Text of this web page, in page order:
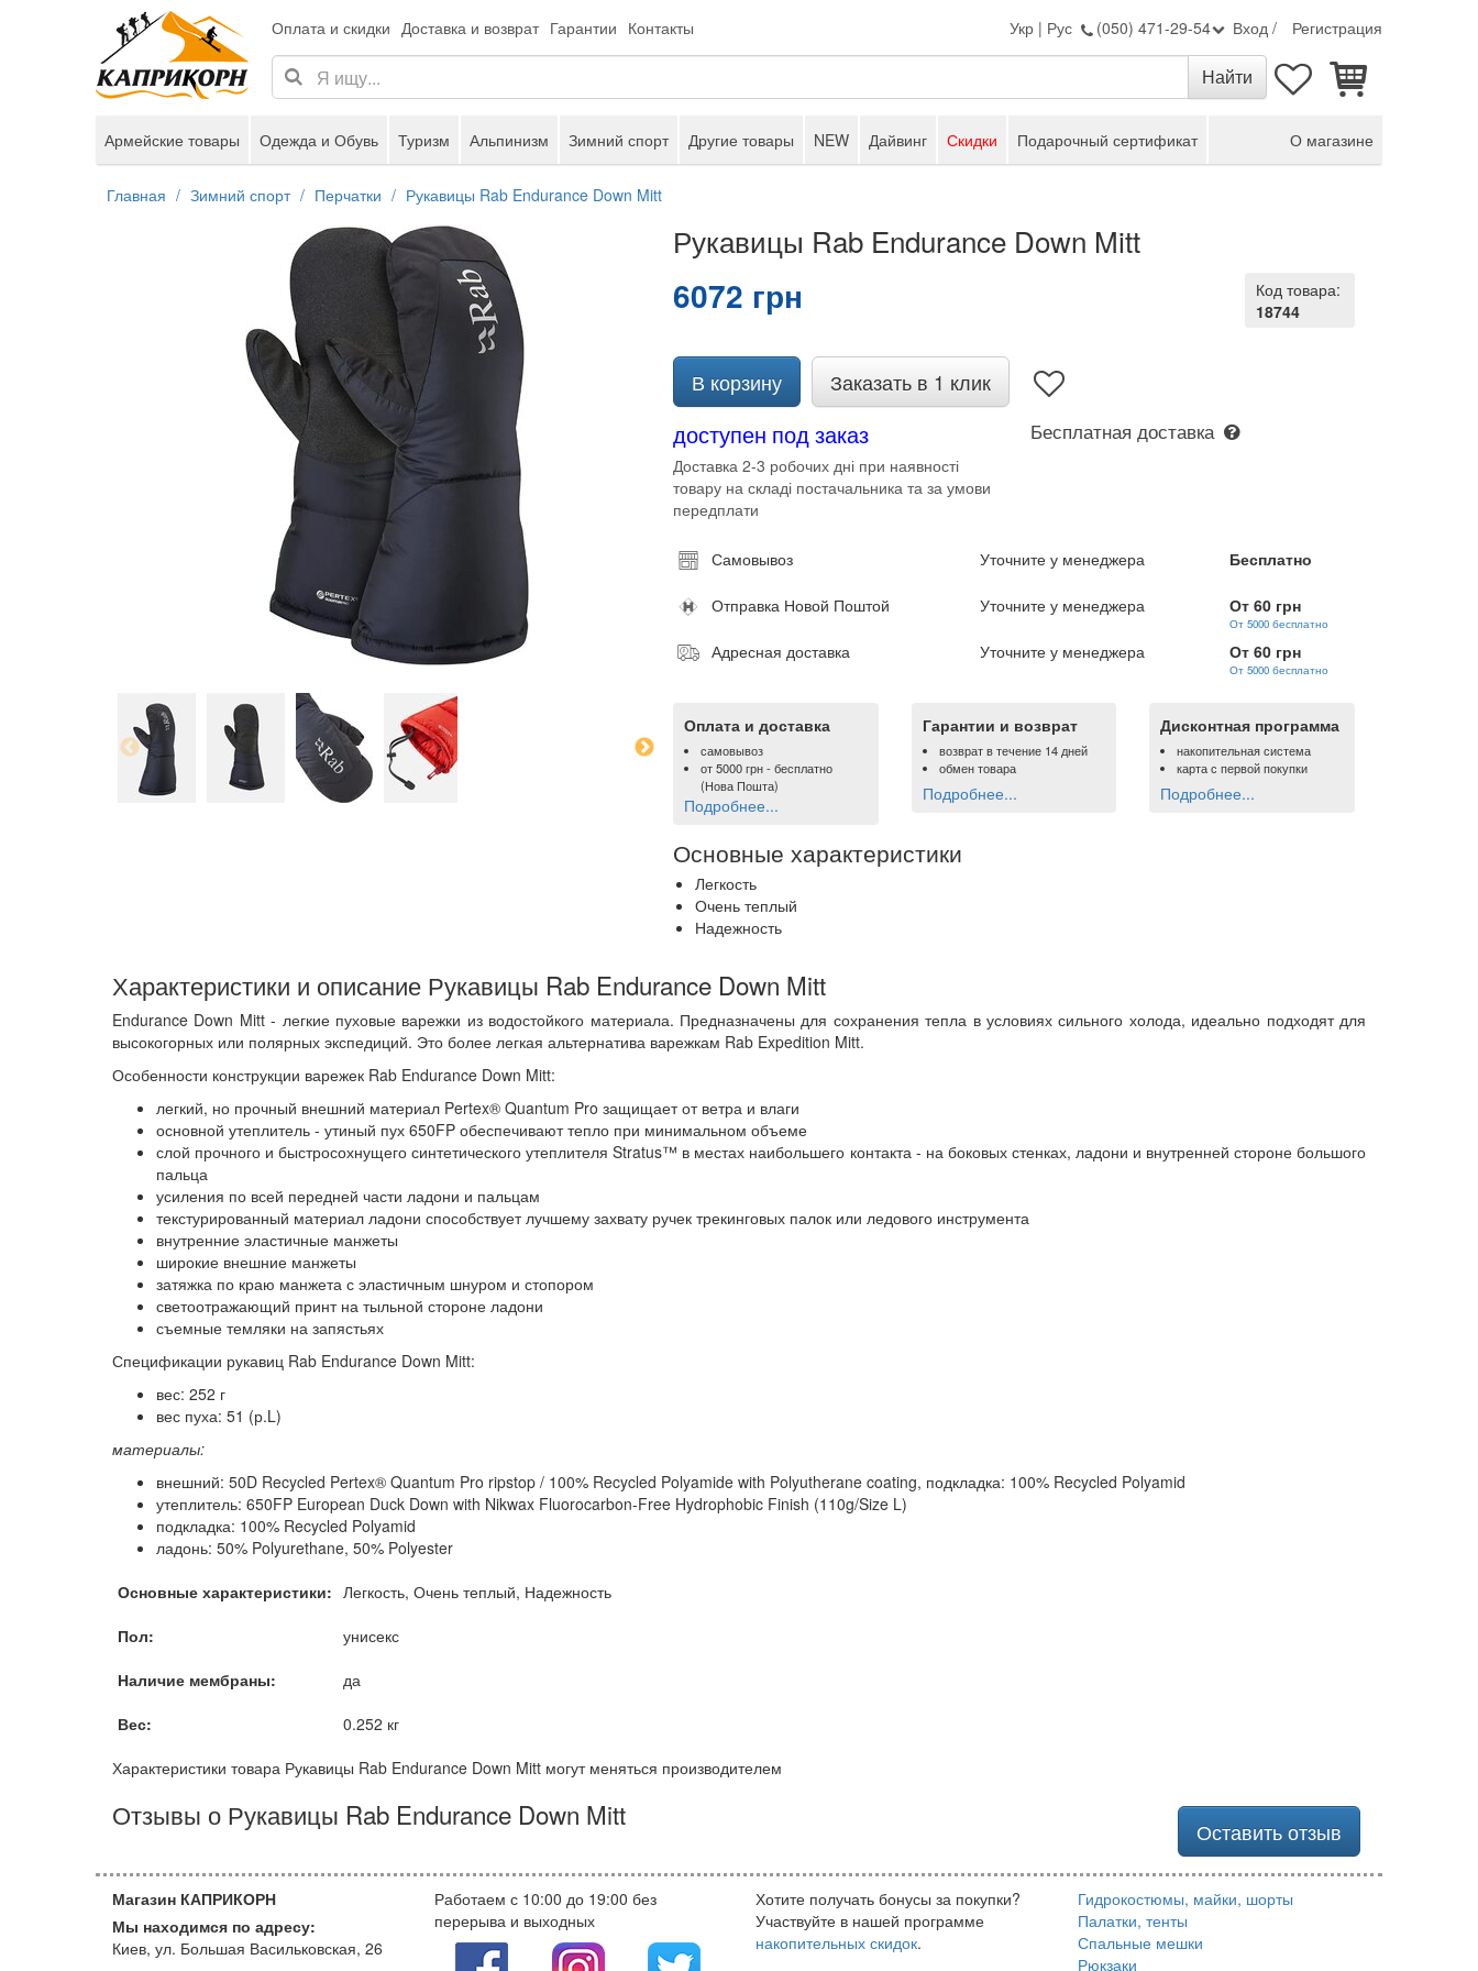
Оплата и скидки Доставка и возврат Гарантии Контакты Укр | Рус (050) 471-29-54 Вход / Регистрация
Армейские товары Одежда и Обувь Туризм Альпинизм Зимний спорт Другие товары NEW Дайвинг Скидки Подарочный сертификат О магазине
Главная Зимний спорт Перчатки Рукавицы Rab Endurance Down Mitt
Рукавицы Rab Endurance Down Mitt
Код товара:
18744
6072 грн
В корзину Заказать в 1 клик
доступен под заказ
Доставка 2-3 робочих дні при наявності
товару на складі постачальника та за умови
передплати
Бесплатная доставка
Самовывоз Уточните у менеджера Бесплатно
Отправка Новой Поштой Уточните у менеджера От 60 грн
От 5000 бесплатно
Адресная доставка Уточните у менеджера От 60 грн
От 5000 бесплатно
Оплата и доставка
самовывоз
от5000 грн- бесплатно
(Нова Пошта)
Подробнее...
Гарантии и возврат
возврат в течение 14 дней
обмен товара
Подробнее...
Дисконтная программа
накопительная система
карта с первой покупки
Подробнее...
Основные характеристики
Легкость
Очень теплый
Надежность
Характеристики и описание Рукавицы Rab Endurance Down Mitt
Endurance Down Mitt - легкие пуховые варежки из водостойкого материала. Предназначены для сохранения тепла в условиях сильного холода, идеально подходят для
высокогорных или полярных экспедиций. Это более легкая альтернатива варежкам Rab Expedition Mitt.
Особенности конструкции варежек Rab Endurance Down Mitt:
легкий, но прочный внешний материал Pertex® Quantum Pro защищает от ветра и влаги
основной утеплитель - утиный пух 650FP обеспечивают тепло при минимальном объеме
слой прочного и быстросохнущего синтетического утеплителя Stratus™ в местах наибольшего контакта - на боковых стенках, ладони и внутренней стороне большого
пальца
усиления по всей передней части ладони и пальцам
текстурированный материал ладони способствует лучшему захвату ручек трекинговых палок или ледового инструмента
внутренние эластичные манжеты
широкие внешние манжеты
затяжка по краю манжета с эластичным шнуром и стопором
светоотражающий принт на тыльной стороне ладони
съемные темляки на запястьях
Спецификации рукавиц Rab Endurance Down Mitt:
вес: 252 г
вес пуха: 51 (р.L)
материалы:
внешний: 50D Recycled Pertex® Quantum Pro ripstop / 100% Recycled Polyamide with Polyutherane coating, подкладка: 100% Recycled Polyamid
утеплитель: 650FP European Duck Down with Nikwax Fluorocarbon-Free Hydrophobic Finish (110g/Size L)
подкладка: 100% Recycled Polyamid
ладонь: 50% Polyurethane, 50% Polyester
Основные характеристики: Легкость, Очень теплый, Надежность
Пол:
унисекс
Наличие мембраны:
да
Вес:
0.252 кг
Характеристики товара Рукавицы Rab Endurance Down Mitt могут меняться производителем
Оставить отзыв
Отзывы о Рукавицы Rab Endurance Down Mitt
Магазин КАПРИКОРН
Мы находимся по адресу:
Киев, ул. Большая Васильковская, 26
Работаем с 10:00 до 19:00 без
перерыва и выходных
Хотите получать бонусы за покупки?
Участвуйте в нашей программе
накопительных скидок.
Гидрокостюмы, майки, шорты
Палатки, тенты
Спальные мешки
Рюкзаки